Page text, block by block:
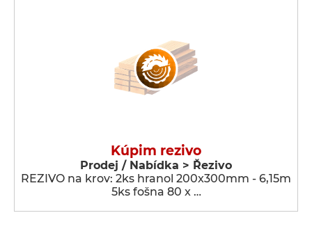
Kúpim rezivo
Prodej / Nabídka > Řezivo
REZIVO na krov: 2ks hranol 200x300mm - 6,15m
5ks fošna 80 x …